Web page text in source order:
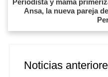
Ansa, la nueva pareja
Noticias